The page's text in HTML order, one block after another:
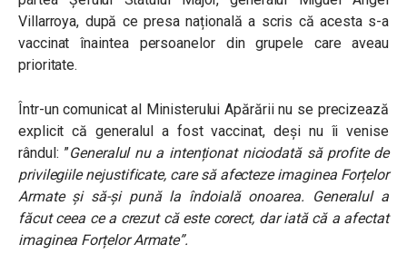
Villarroya, după ce presa națională a scris că acesta s-a
vaccinat înaintea persoanelor din grupele care aveau
prioritate.
Într-un comunicat al Ministerului Apărării nu se precizează
explicit că generalul a fost vaccinat, deși nu îi venise
rândul: ”Generalul nu a intenționat niciodată să profite de
privilegiile nejustificate, care să afecteze imaginea Forțelor
Armate și să-și pună la îndoială onoarea. Generalul a
făcut ceea ce a crezut că este corect, dar iată că a afectat
imaginea Forțelor Armate”.